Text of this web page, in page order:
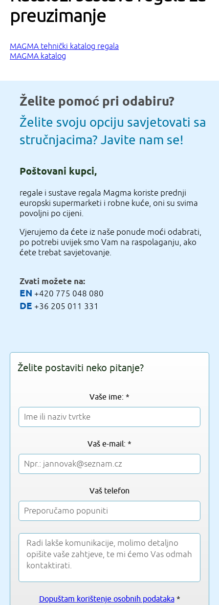
preuzimanje
MAGMA tehnički katalog regala
MAGMA katalog
Želite pomoć pri odabiru?
Želite svoju opciju savjetovati sa
stručnjacima? Javite nam se!
Poštovani kupci,
regale i sustave regala Magma koriste prednji
europski supermarketi i robne kuće, oni su svima
povoljni po cijeni.
Vjerujemo da ćete iz naše ponude moći odabrati,
po potrebi uvijek smo Vam na raspolaganju, ako
ćete trebat savjetovanje.
Zvati možete na:
EN +420 775 048 080
DE +36 205 011 331
Želite postaviti neko pitanje?
Vaše ime: *
Vaš e-mail: *
Vaš telefon
Dopuštam korištenje osobnih podataka*